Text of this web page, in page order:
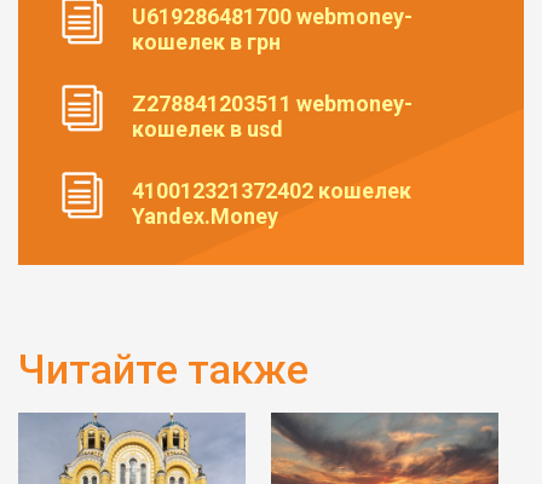
U619286481700 webmoney-
кошелек в грн
Z278841203511 webmoney-
кошелек в usd
410012321372402 кошелек
Yandex.Money
Читайте также